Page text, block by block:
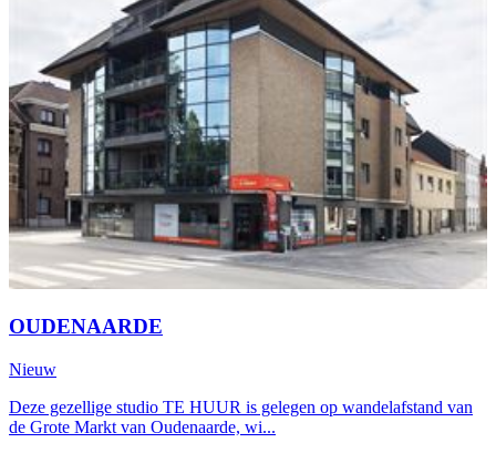
OUDENAARDE
Nieuw
Deze gezellige studio TE HUUR is gelegen op wandelafstand van
de Grote Markt van Oudenaarde, wi...